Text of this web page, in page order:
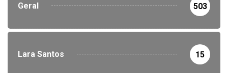
Geral 503
Lara Santos 15